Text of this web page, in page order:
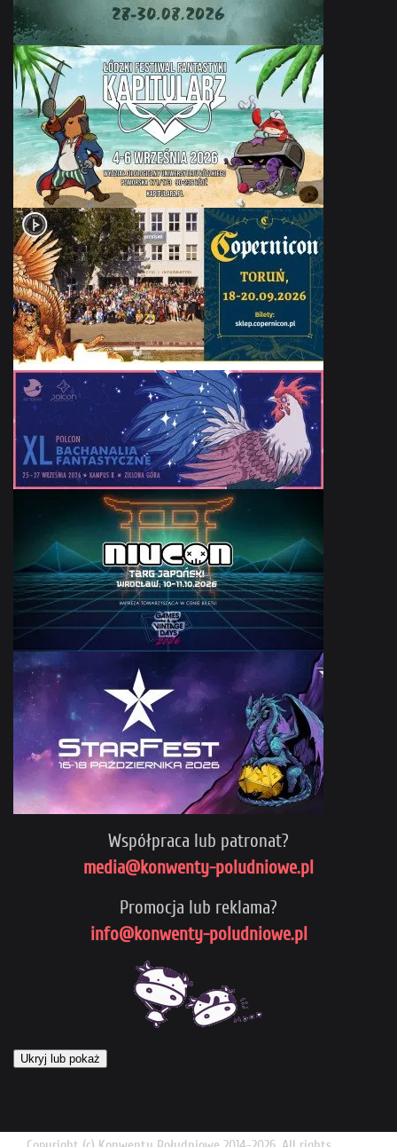
Współpraca lub patronat?
media@konwenty-poludniowe.pl
Promocja lub reklama?
info@konwenty-poludniowe.pl
Ukryj lub pokaż